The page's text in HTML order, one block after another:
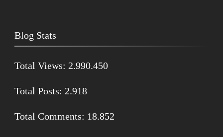
Blog Stats
Total Views: 2.990.450
Total Posts: 2.918
Total Comments: 18.852